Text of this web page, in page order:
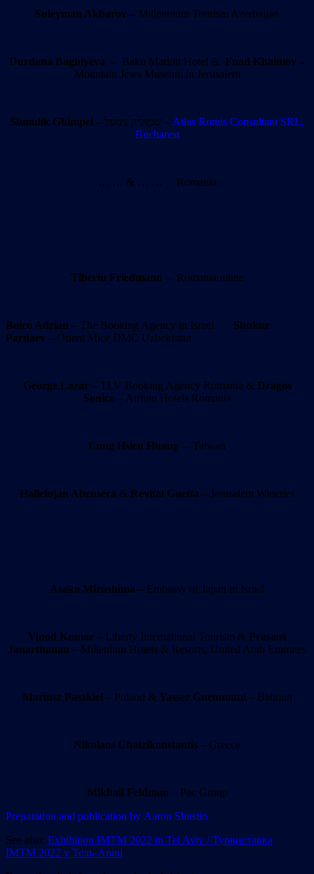
Suleyman Akbarov – Millennium Tourism Azerbaijan
Durdana Baghiyeva – Baku Mariott Hotel & Fuad Khaimov –
Mountain Jews Museum in Jerusalem
Shmulik Ghimpel – שמוליק גימפל – Atlas Romis Consultant SRL,
Bucharest
… … & … … Romania
Tiberiu Friedmann – Romaniaonline
Boico Adrian – The Booking Agency in Israel Shukur
Pardaev – Orient Mice DMC Uzbekistan
George Lazar– TLV Booking Agency Romania & Dragos
Sonica – Atrium Hotels Romania
Lung Hsien Huang – Taiwan
Hallelujan Abensera & Revital Guetta – Jerusalem Wineries
Asako Mizushima – Embassy of Japan in Israel
Vinod Kumar – Liberty International Tourism & Prasant
Janarthanan – Millenium Hotels & Resorts, United Arab Emirates
Mariusz Paszkiel – Poland & Yasser Guennouni – Bahrain
Nikolaos Chatzikonstantis – Greece
Mikhail Feldman – Pac Group
Preparation and publication by Aaron Shustin
See also: Exhibition IMTM 2022 in Tel Aviv / Турвиставка
IMTM 2022 у Тель-Авіві